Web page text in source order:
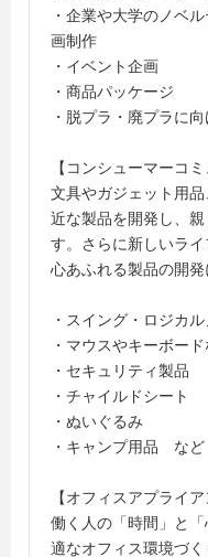
・企業や大学のノベ
画制作
・イベント企画
・商品パッケージ
・脱プラ・廃プラに
【コンシューマーコ
文具やガジェット用
近な製品を開発し、
す。さらに新しいラ
心あふれる製品の開発
・スイング・ロジカ
・マウスやキーボー
・セキュリティ製品
・チャイルドシート
・ぬいぐるみ
・キャンプ用品 など
【オフィスアプライア
働く人の「時間」と
適なオフィス環境づ